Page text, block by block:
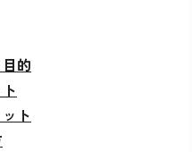
的
ト